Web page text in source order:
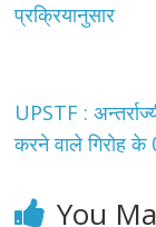
प्रक्रियानुसार
UPSTF :
करने वाले गिरोह के
You